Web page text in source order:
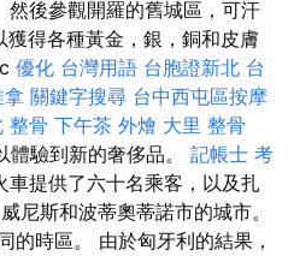
後參觀開羅的舊城區，可汗
獲得各種黃金，銀，銅和皮膚
優化 台灣用語 台胞證新北 台
拿 關鍵字搜尋 台中西屯區按摩
整骨 下午茶 外燴 大里 整骨
驗到新的奢侈品。 記帳士 考
車提供了六十名乘客，以及扎
尼斯和波蒂奧蒂諾市的城市。
的時區。 由於匈牙利的結果，